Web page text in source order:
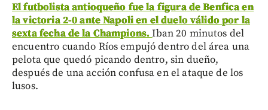
El futbolista antioqueño fue la figura de Benfica en
la victoria 2-0 ante Napoli en el duelo válido por la
sexta fecha de la Champions.Iban 20 minutos del
encuentro cuando Ríos empujó dentro del área una
pelota que quedó picando dentro, sin dueño,
después de una acción confusa en el ataque de los
lusos.